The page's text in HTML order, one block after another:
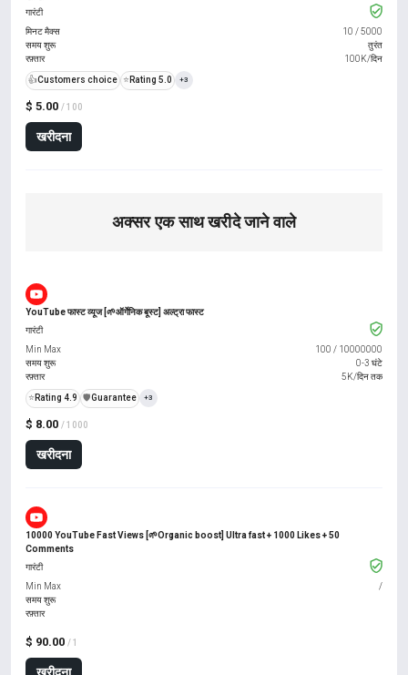
$ 5.00 / 100
खरीदना
गारंटी
मिनट मैक्स
10 /5000
समय शुरू
तुरंत
रफ़्तार
100K/दिन
👍Customers choice ⭐ Rating 5.0 +3
अक्सर एक साथ खरीदे जाने वाले
YouTube फास्ट व्यूज [🌱ऑर्गेनिक बूस्ट] अल्ट्रा फास्ट
$ 8.00 / 1000
खरीदना
गारंटी
Min Max
100 / 10000000
समय शुरू
0-3 घंटे
रफ़्तार
5K/दिन तक
⭐ Rating 4.9 ️🛡️Guarantee +3
10000 YouTube Fast Views [🌱Organic boost] Ultra fast + 1000 Likes + 50
Comments
$ 90.00 / 1
खरीदना
गारंटी
Min Max
/
समय शुरू
रफ़्तार